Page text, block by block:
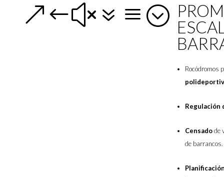
&#x7a;
Rocódromos
Regulación
Censadode
de barrancos.